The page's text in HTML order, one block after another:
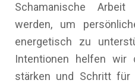
Schamanische
werden, um
energetisch zu
Intentionen helfen wir
stärken und Schritt